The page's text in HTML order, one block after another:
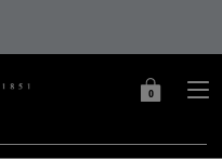
MIJN
0
0 PRODUCT